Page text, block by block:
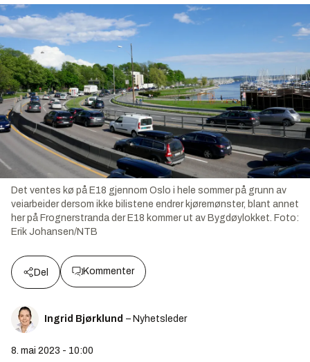
Det ventes kø på E18 gjennom Oslo i hele sommer på grunn av
veiarbeider dersom ikke bilistene endrer kjøremønster, blant annet
her på Frognerstranda der E18 kommer ut av Bygdøylokket. Foto:
Erik Johansen/NTB
Del Kommenter
Ingrid Bjørklund – Nyhetsleder
8. mai 2023 - 10:00